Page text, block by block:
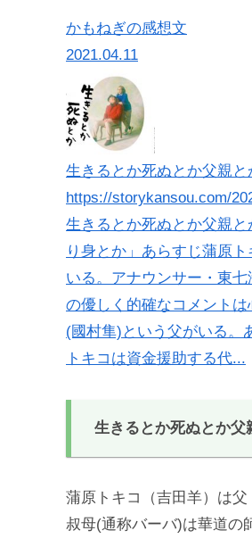
かもねぎの感想文
2021.04.11
生きるとか死ぬとか父親
https://storykansou.com/
生きるとか死ぬとか父親
り身とか」あらすじ蒲原
いる。アナウンサー・東
の優しく的確なコメント
(國村隼)という父がいる。
トキコは資金援助する代...
生きるとか死ぬとか父
蒲原トキコ（吉田羊）は
叔母(通称バーバ)は華道の